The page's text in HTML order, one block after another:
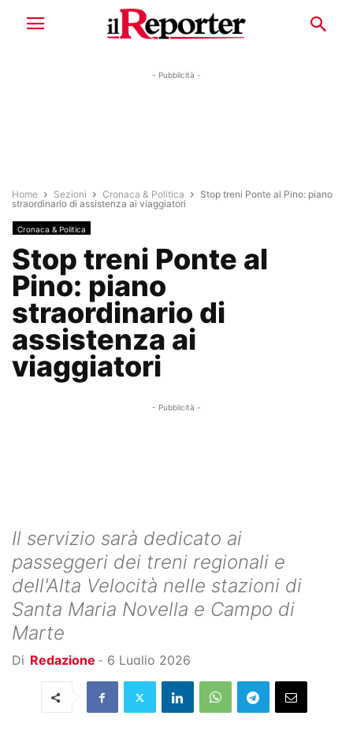
- Pubblicità -
Home Sezioni Cronaca & Politica
Stop treni Ponte al Pino: piano
straordinario di assistenza ai viaggiatori
Cronaca & Politica
Stop treni Ponte al
Pino: piano
straordinario di
assistenza ai
viaggiatori
- Pubblicità -
Il servizio sarà dedicato ai
passeggeri dei treni regionali e
dell'Alta Velocità nelle stazioni di
Santa Maria Novella e Campo di
Marte
Di Redazione - 6 Luglio 2026